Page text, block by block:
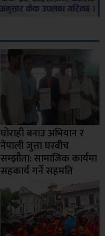
घोराही बनाउ अभियान र
नेपाली जुत्ता घरबीच
सम्झौता: सामाजिक कार्यमा
सहकार्य गर्ने सहमति